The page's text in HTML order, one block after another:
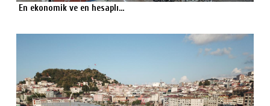
En ekonomik ve en hesaplı...